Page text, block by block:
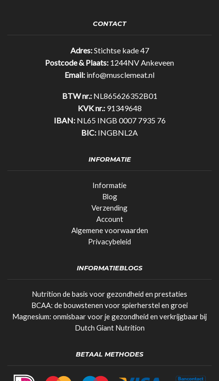
CONTACT
Adres:Stichtse kade 47
Postcode & Plaats: 1244NV Ankeveen
Email: info@musclemeat.nl
BTW nr.:NL865626352B01
KVK nr.:91349648
IBAN:NL65 INGB 0007 7935 76
BIC: INGBNL2A
INFORMATIE
Informatie
Blog
Verzending
Account
Algemene voorwaarden
Privacybeleid
INFORMATIEBLOGS
Nutrition de basis voor gezondheid en prestaties
BCAA: de bouwstenen voor spierherstel en groei
Magnesium: onmisbaar voor je gezondheid en verkrijgbaar bij
Dutch Giant Nutrition
BETAAL METHODES